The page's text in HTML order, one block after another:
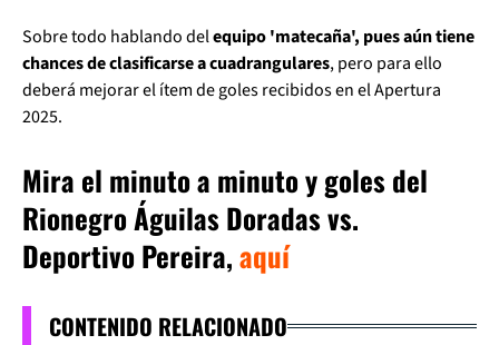
Sobre todo hablando delequipo 'matecaña', pues aún tiene
chances de clasificarse a cuadrangulares, pero para ello
deberá mejorar el ítem de goles recibidos en el Apertura
2025.
Mira el minuto a minuto y goles del
Rionegro Águilas Doradas vs.
Deportivo Pereira,aquí
CONTENIDO RELACIONADO